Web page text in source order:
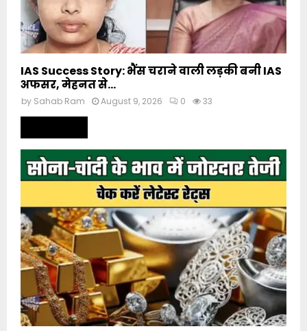
IAS Success Story: भैंस चराने वाली लड़की बनी IAS
अफसर, मेहनत से...
by Sahab Ram August 9, 2026 0 33